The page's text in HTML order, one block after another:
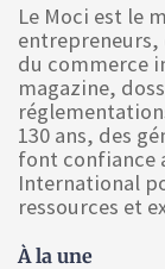
Le Moci est le
entrepreneurs,
du commerce
magazine,
130 ans, des
font confiance
International
ressources et
À la une